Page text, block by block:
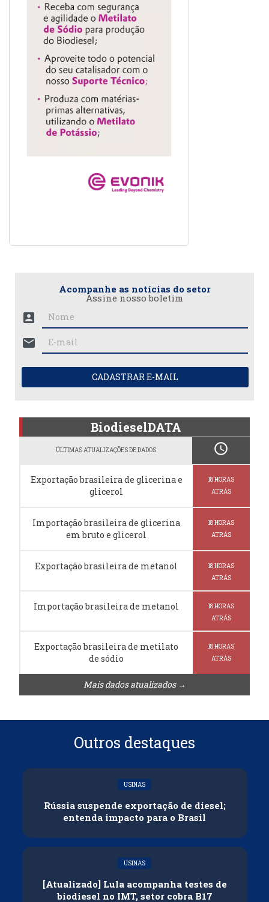
Acompanhe as notícias do setor
Assine nosso boletim
account_box
mail
CADASTRAR E-MAIL
BiodieselDATA
ÚLTIMAS ATUALIZAÇÕES DE DADOS schedule
Exportação brasileira de glicerina e
glicerol
18 HORAS
ATRÁS
Importação brasileira de glicerina
em bruto e glicerol
18 HORAS
ATRÁS
Exportação brasileira de metanol
18 HORAS
ATRÁS
Importação brasileira de metanol
18 HORAS
ATRÁS
Exportação brasileira de metilato
de sódio
18 HORAS
ATRÁS
Mais dados atualizados →
Outros destaques
USINAS
Rússia suspende exportação de diesel;
entenda impacto para o Brasil
USINAS
[Atualizado] Lula acompanha testes de
biodiesel no IMT, setor cobra B17